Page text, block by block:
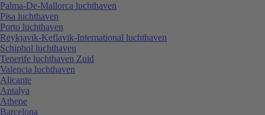
Palma-De-Mallorca luchthaven
Pisa luchthaven
Porto luchthaven
Reykjavik-Keflavik-International luchthaven
Schiphol luchthaven
Tenerife luchthaven Zuid
Valencia luchthaven
Alicante
Antalya
Athene
Barcelona